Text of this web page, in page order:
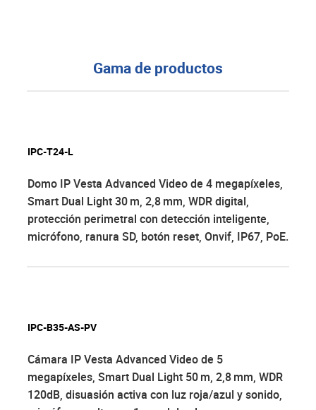
Gama de productos
IPC-T24-L
Domo IP Vesta Advanced Video de 4 megapíxeles,
Smart Dual Light 30 m, 2,8 mm, WDR digital,
protección perimetral con detección inteligente,
micrófono, ranura SD, botón reset, Onvif, IP67, PoE.
IPC-B35-AS-PV
Cámara IP Vesta Advanced Video de 5
megapíxeles, Smart Dual Light 50 m, 2,8 mm, WDR
120dB, disuasión activa con luz roja/azul y sonido,